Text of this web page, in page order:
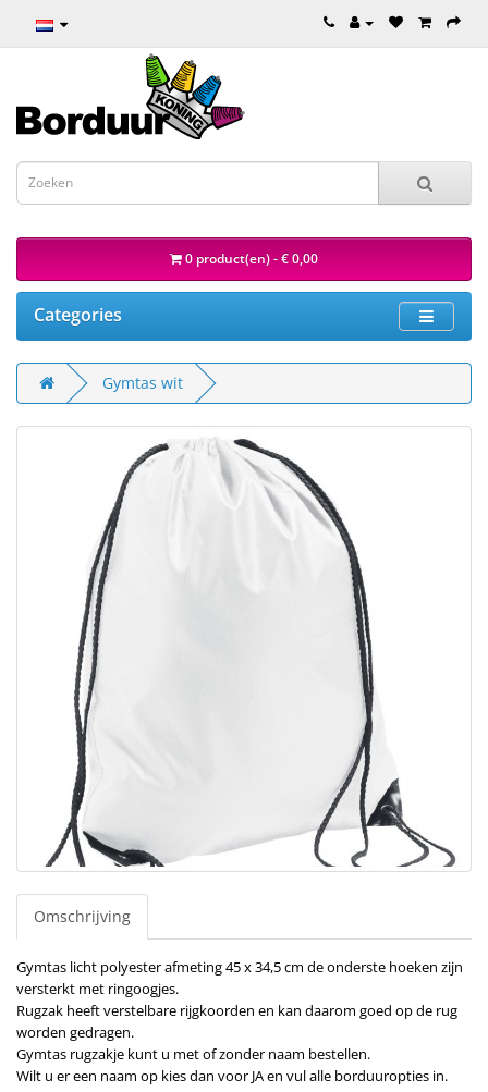
0 product(en) - € 0,00
Categories
Gymtas wit
Omschrijving
Gymtas licht polyester afmeting 45 x 34,5 cm de onderste hoeken zijn
versterkt met ringoogjes.
Rugzak heeft verstelbare rijgkoorden en kan daarom goed op de rug
worden gedragen.
Gymtas rugzakje kunt u met of zonder naam bestellen.
Wilt u er een naam op kies dan voor JA en vul alle borduuropties in.